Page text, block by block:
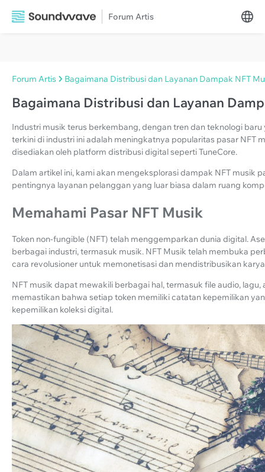
Forum Artis
Forum Artis Bagaimana Distribusi dan Layanan Dampak NFT
Bagaimana Distribusi dan Layanan
Industri musik terus berkembang, dengan tren dan teknologi
terkini di industri ini adalah meningkatnya popularitas pasar NFT
disediakan oleh platform distribusi digital seperti TuneCore.
Dalam artikel ini, kami akan mengeksplorasi dampak NFT musik
pentingnya layanan pelanggan yang luar biasa dalam ruang
Memahami Pasar NFT Musik
Token non-fungible (NFT) telah menggemparkan dunia digital.
berbagai industri, termasuk musik. NFT Musik telah membuka
cara revolusioner untuk memonetisasi dan mendistribusikan
NFT musik dapat mewakili berbagai hal, termasuk file audio,
memastikan bahwa setiap token memiliki catatan kepemilikan
kepemilikan koleksi digital.